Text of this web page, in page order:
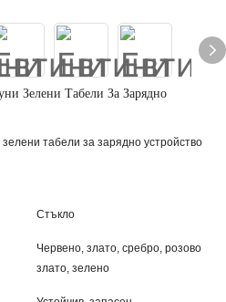
Зелени Табели За Зарядно
табели за зарядно устройство
Стъкло
Червено, злато, сребро, розово
злато, зелено